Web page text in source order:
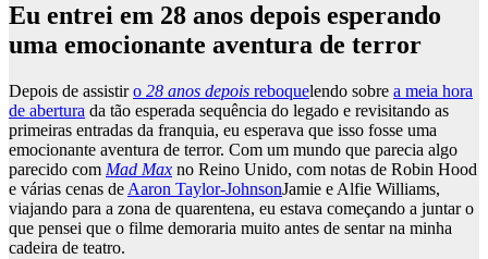
Eu entrei em 28 anos depois esperando
uma emocionante aventura de terror
Depois de assistiro 28 anos depois reboquelendo sobre a meia hora
de abertura da tão esperada sequência do legado e revisitando as
primeiras entradas da franquia, eu esperava que isso fosse uma
emocionante aventura de terror. Com um mundo que parecia algo
parecido com Mad Max no Reino Unido, com notas de Robin Hood
e várias cenas de Aaron Taylor-JohnsonJamie e Alfie Williams,
viajando para a zona de quarentena, eu estava começando a juntar o
que pensei que o filme demoraria muito antes de sentar na minha
cadeira de teatro.